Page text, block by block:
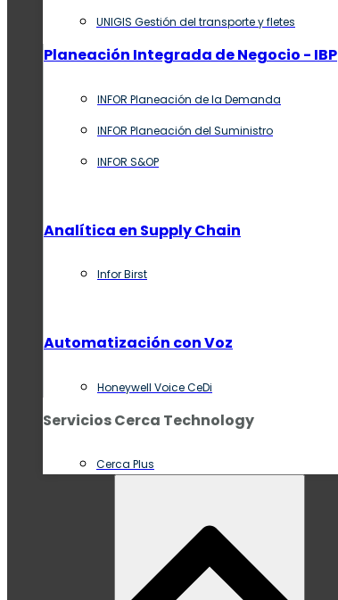
UNIGIS Gestión del transporte y fletes
Planeación Integrada de Negocio - IBP
INFOR Planeación de la Demanda
INFOR Planeación del Suministro
INFOR S&OP
Analítica en Supply Chain
Infor Birst
Automatización con Voz
Honeywell Voice CeDi
Servicios Cerca Technology
Cerca Plus